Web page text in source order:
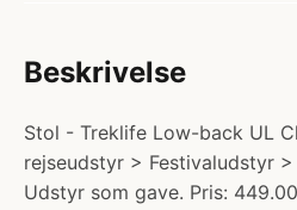
Beskrivelse
Stol - Treklife Low-back UL
rejseudstyr > Festivaludstyr
Udstyr som gave. Pris: